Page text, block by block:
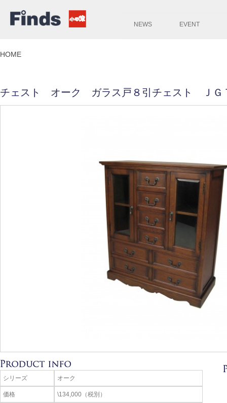
NEWS EVENT
HOME
チェスト オーク ガラス戸８引チェスト ＪＧ
シリーズ オーク
価格 \134,000（税別）